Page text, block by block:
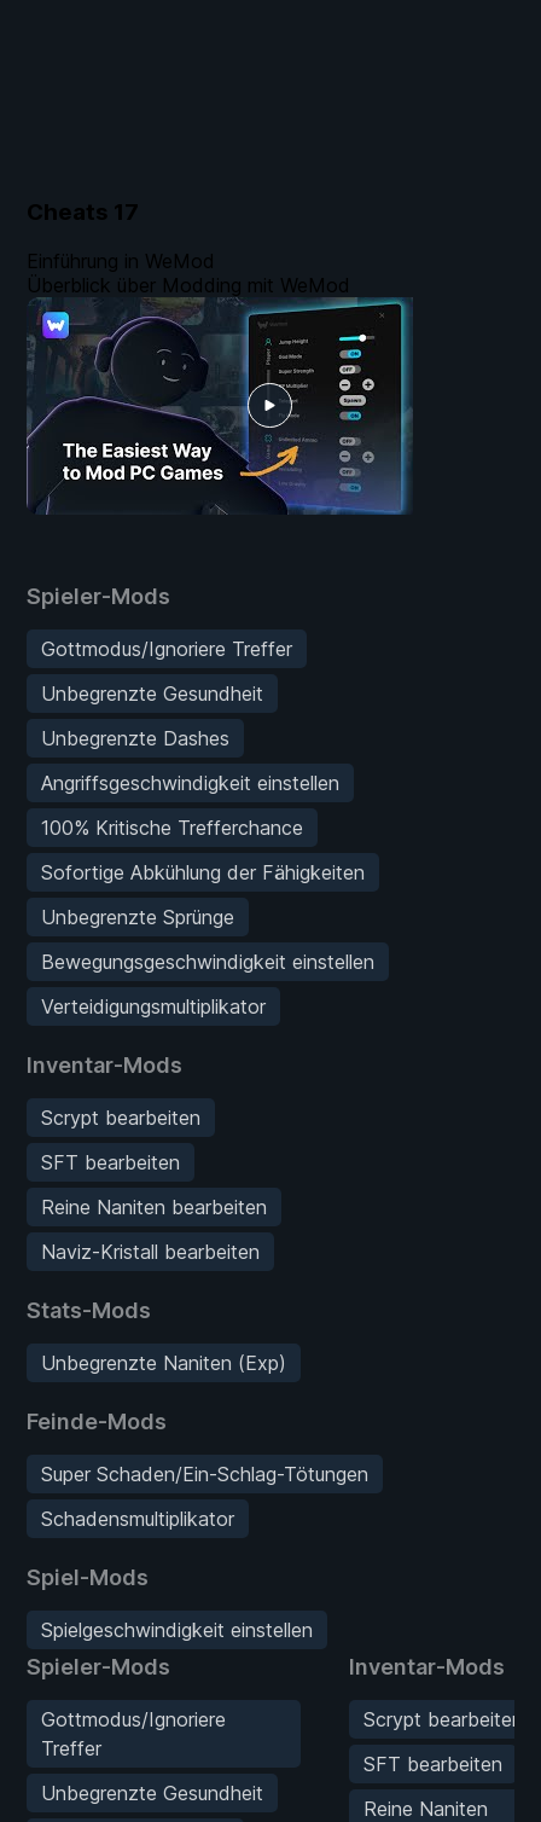
Cheats 17
Spieler-Mods
Gottmodus/Ignoriere Treffer
Unbegrenzte Gesundheit
Unbegrenzte Dashes
Angriffsgeschwindigkeit einstellen
100% Kritische Trefferchance
Sofortige Abkühlung der Fähigkeiten
Unbegrenzte Sprünge
Bewegungsgeschwindigkeit einstellen
Verteidigungsmultiplikator
Inventar-Mods
Scrypt bearbeiten
SFT bearbeiten
Reine Naniten bearbeiten
Naviz-Kristall bearbeiten
Stats-Mods
Unbegrenzte Naniten (Exp)
Feinde-Mods
Super Schaden/Ein-Schlag-Tötungen
Schadensmultiplikator
Spiel-Mods
Spielgeschwindigkeit einstellen
Spieler-Mods
Gottmodus/Ignoriere
Treffer
Unbegrenzte Gesundheit
Inventar-Mods
Scrypt bearbeiten
SFT bearbeiten
Reine Naniten
Einführung in WeMod
Überblick über Modding mit WeMod